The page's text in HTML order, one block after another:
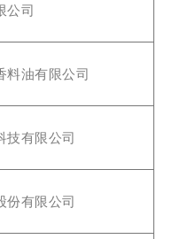
公司
料油有限公司
技有限公司
份有限公司